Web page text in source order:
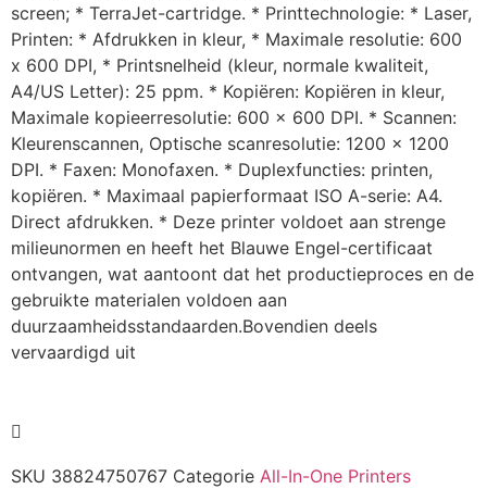
screen; * TerraJet-cartridge. * Printtechnologie: * Laser,
Printen: * Afdrukken in kleur, * Maximale resolutie: 600
x 600 DPI, * Printsnelheid (kleur, normale kwaliteit,
A4/US Letter): 25 ppm. * Kopiëren: Kopiëren in kleur,
Maximale kopieerresolutie: 600 x 600 DPI. * Scannen:
Kleurenscannen, Optische scanresolutie: 1200 x 1200
DPI. * Faxen: Monofaxen. * Duplexfuncties: printen,
kopiëren. * Maximaal papierformaat ISO A-serie: A4.
Direct afdrukken. * Deze printer voldoet aan strenge
milieunormen en heeft het Blauwe Engel-certificaat
ontvangen, wat aantoont dat het productieproces en de
gebruikte materialen voldoen aan
duurzaamheidsstandaarden.Bovendien deels
vervaardigd uit
SKU 38824750767 Categorie All-In-One Printers